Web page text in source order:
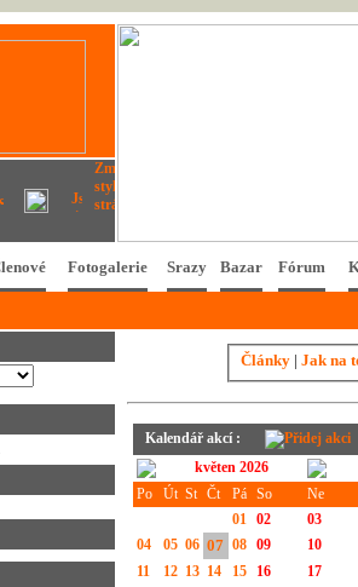
Fotogalerie Srazy Bazar Fórum
Články | Jak na
Kalendář akcí :
květen 2026
Po
Út St Čt Pá So
Ne
01 02
03
04
05 06 07 08 09
10
11
12 13 14 15 16
17